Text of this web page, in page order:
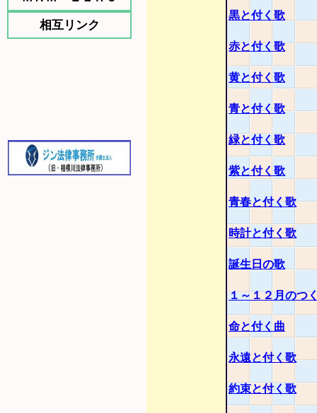
相互リンク
黒と付く歌
赤と付く歌
黄と付く歌
青と付く歌
緑と付く歌
紫と付く歌
青春と付く歌
時計と付く歌
誕生日の歌
１～１２月のつ
命と付く曲
永遠と付く歌
約束と付く歌